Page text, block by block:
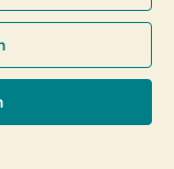
Datenschutz